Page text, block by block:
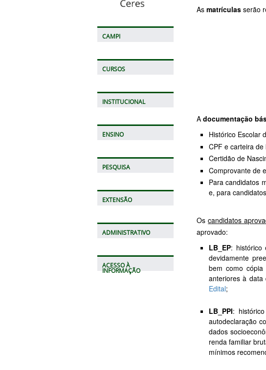
CAMPI
CURSOS
INSTITUCIONAL
ENSINO
PESQUISA
EXTENSÃO
ADMINISTRATIVO
ACESSO À
INFORMAÇÃO
As matrículas serão
A documentação
Histórico Escolar
CPF e carteira de
Certidão de
Comprovante de
Paracandidatos
e, para
Oscandidatos
aprovado:
LB_EP: histórico
devidamente
bem como
anteriores à data
Edital;
LB_PPI:
autodeclaração
dados
renda familiar
mínimos